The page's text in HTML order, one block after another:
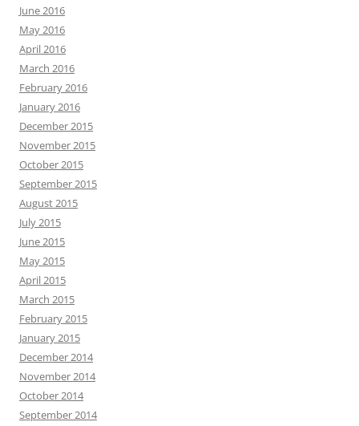
June 2016
May 2016
April 2016
March 2016
February 2016
January 2016
December 2015
November 2015
October 2015
September 2015
August 2015
July 2015
June 2015
May 2015
April 2015
March 2015
February 2015
January 2015
December 2014
November 2014
October 2014
September 2014